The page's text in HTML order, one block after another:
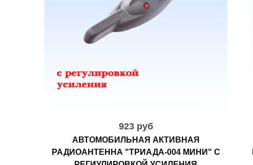
923 руб
АВТОМОБИЛЬНАЯ АКТИВНАЯ
РАДИОАНТЕННА "ТРИАДА-004 МИНИ" С